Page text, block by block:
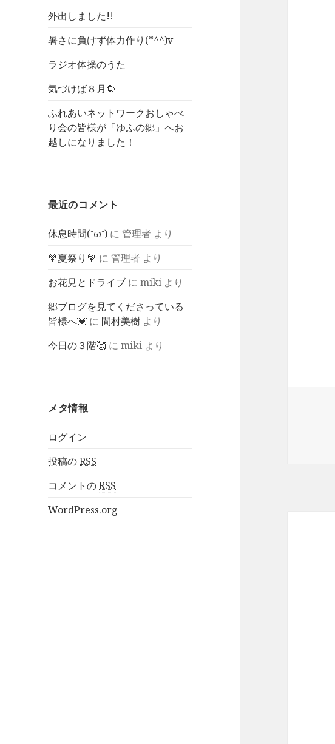
外出しました!!
暑さに負けず体力作り(*^^)v
ラジオ体操のうた
気づけば８月🌻
ふれあいネットワークおしゃべ
り会の皆様が「ゆふの郷」へお
越しになりました！
最近のコメント
休息時間(˘ω˘) に管理者 より
🍭夏祭り🍭 に管理者 より
お花見とドライブ にmiki より
郷ブログを見てくださっている
皆様へ💓 に 間村美樹 より
今日の３階🥰 にmiki より
メタ情報
ログイン
投稿のRSS
コメントのRSS
WordPress.org